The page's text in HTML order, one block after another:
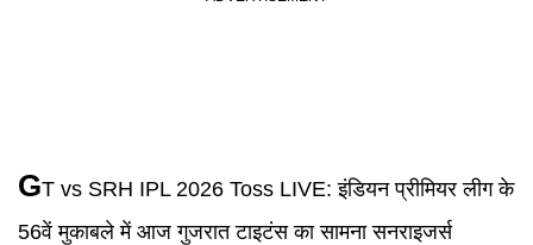
GT vs SRH IPL 2026 Toss LIVE:इंडियन प्रीमियर लीग के
56वें मुकाबले में आज गुजरात टाइटंस का सामना सनराइजर्स